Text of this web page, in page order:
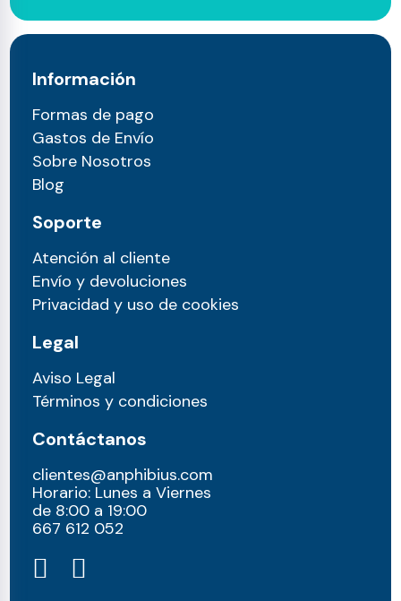
Información
Formas de pago
Gastos de Envío
Sobre Nosotros
Blog
Soporte
Atención al cliente
Envío y devoluciones
Privacidad y uso de cookies
Legal
Aviso Legal
Términos y condiciones
Contáctanos
clientes@anphibius.com
Horario: Lunes a Viernes
de 8:00 a 19:00
667 612 052​